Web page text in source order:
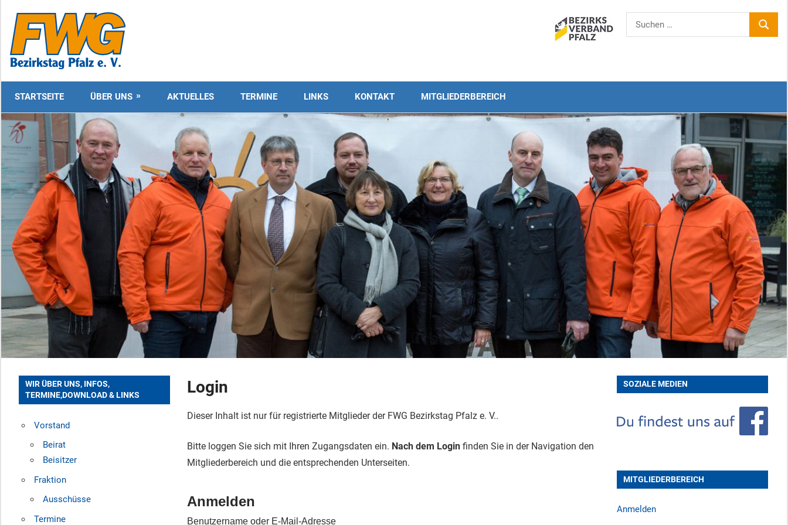
Inhalt
springen
Pfalz
Suchen
nach:
STARTSEITE ÜBER UNS AKTUELLES TERMINE LINKS KONTAKT MITGLIEDERBEREICH
Login
Dieser Inhalt ist nur für registrierte Mitglieder der FWG Bezirkstag Pfalz e. V..
Bitte loggen Sie sich mit Ihren Zugangsdaten ein. Nach dem Login finden Sie in der Navigation den
Mitgliederbereich und die entsprechenden Unterseiten.
Anmelden
Benutzername oder E-Mail-Adresse
WIR ÜBER UNS, INFOS,
TERMINE,DOWNLOAD & LINKS
Vorstand
Beirat
Beisitzer
Fraktion
Ausschüsse
Termine
SOZIALE MEDIEN
MITGLIEDERBEREICH
Anmelden